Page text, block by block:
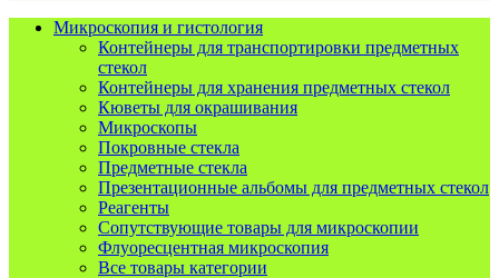
Микроскопия и гистология
Контейнеры для транспортировки предметных
стекол
Контейнеры для хранения предметных стекол
Кюветы для окрашивания
Микроскопы
Покровные стекла
Предметные стекла
Презентационные альбомы для предметных стекол
Реагенты
Сопутствующие товары для микроскопии
Флуоресцентная микроскопия
Все товары категории